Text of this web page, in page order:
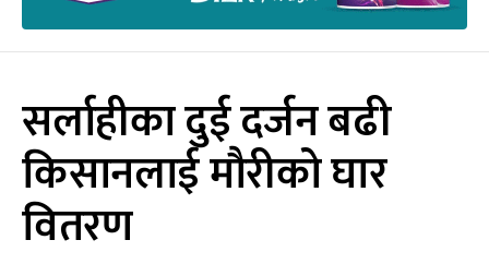
सर्लाहीका दुई दर्जन बढी
किसानलाई मौरीको घार
वितरण